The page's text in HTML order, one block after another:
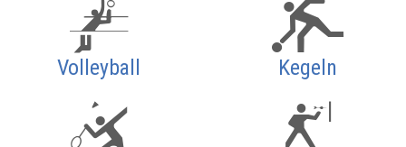
Volleyball Kegeln